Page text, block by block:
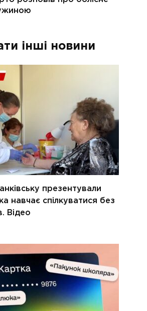
інші новини
презентували
навчає спілкуватися без
Відео